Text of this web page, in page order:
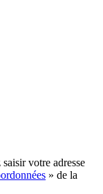
votre adresse
» de la